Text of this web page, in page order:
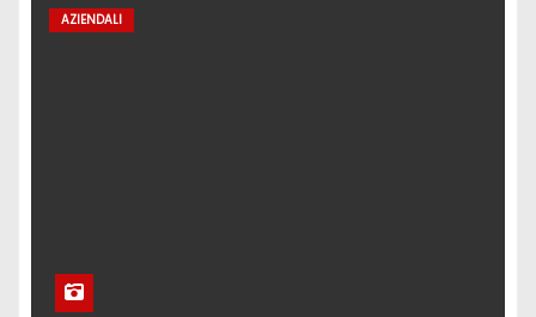
AZIENDALI